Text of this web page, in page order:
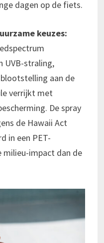
dagen op de fiets.
keuzes:
UVB-straling,
aan de
verrijkt met
De spray
de Hawaii Act
in een PET-
milieu-impact dan de